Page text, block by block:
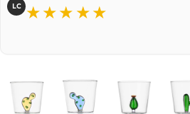
LC ★★★★★